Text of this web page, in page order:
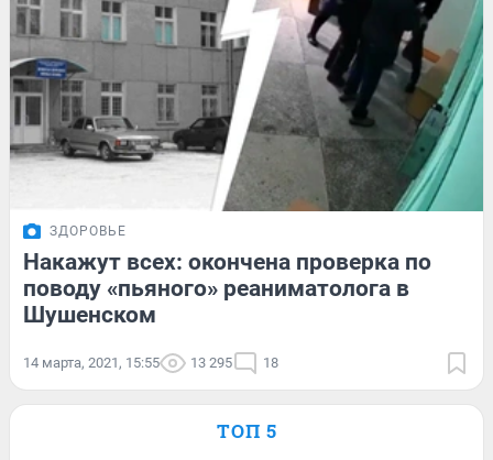
ЗДОРОВЬЕ
Накажут всех: окончена проверка по
поводу «пьяного» реаниматолога в
Шушенском
14 марта, 2021, 15:55 13 295 18
ТОП 5